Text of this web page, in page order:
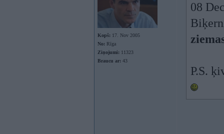
Kopš: 17. Nov 2005
No: Rīga
Ziņojumi: 11323
Braucu ar: 43
08
P.S.